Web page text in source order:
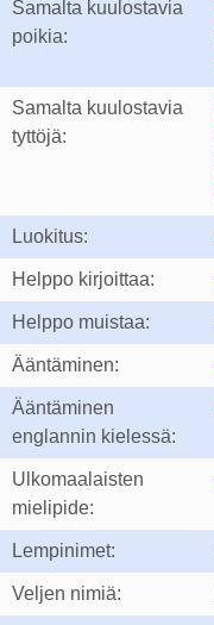
Samalta kuulostavia
poikia:
Samalta kuulostavia
tyttöjä:
Luokitus:
Helppo kirjoittaa:
Helppo muistaa:
Ääntäminen:
Ääntäminen
englannin kielessä:
Ulkomaalaisten
mielipide:
Lempinimet:
Veljen nimiä: